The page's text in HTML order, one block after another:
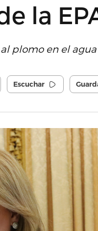
la
plomo en el
Escuchar